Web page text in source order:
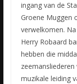
ingang van de
Groene Muggen
verwelkomen.
Herry Robaard
hebben die
muzikale leiding